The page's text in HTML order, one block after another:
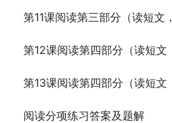
第11课阅读第三部分（读短文
第12课阅读第四部分（读短文
第13课阅读第四部分（读短文
阅读分项练习答案及题解